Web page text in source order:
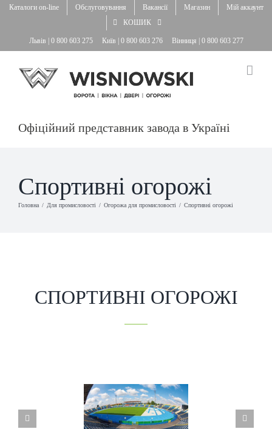
SkipКаталоги on-line Обслуговування Вакансії Магазин
Мій аккаунт
КОШИК
Львів | 0 800 603 275 Київ | 0 800 603 276 Вінниця | 0 800 603 277
Офіційний представник завода в Україні
Спортивні огорожі
Головна Для промисловості Огорожа для промисловості Спортивні огорожі
СПОРТИВНІ ОГОРОЖІ